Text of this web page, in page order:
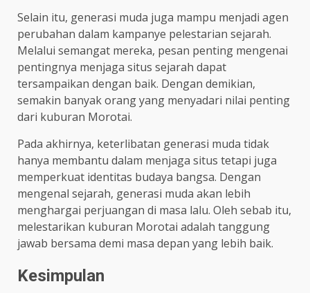
Selain itu, generasi muda juga mampu menjadi agen
perubahan dalam kampanye pelestarian sejarah.
Melalui semangat mereka, pesan penting mengenai
pentingnya menjaga situs sejarah dapat
tersampaikan dengan baik. Dengan demikian,
semakin banyak orang yang menyadari nilai penting
dari kuburan Morotai.
Pada akhirnya, keterlibatan generasi muda tidak
hanya membantu dalam menjaga situs tetapi juga
memperkuat identitas budaya bangsa. Dengan
mengenal sejarah, generasi muda akan lebih
menghargai perjuangan di masa lalu. Oleh sebab itu,
melestarikan kuburan Morotai adalah tanggung
jawab bersama demi masa depan yang lebih baik.
Kesimpulan